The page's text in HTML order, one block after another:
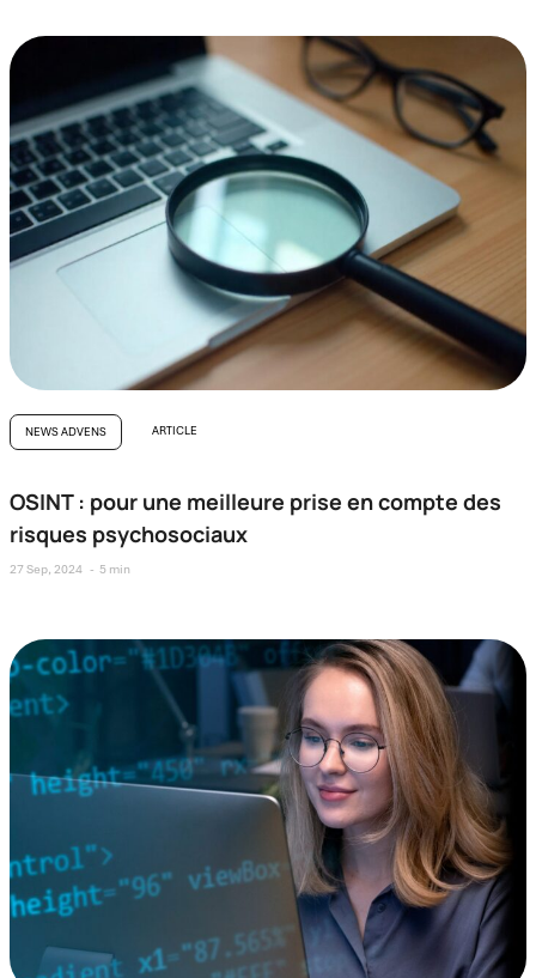
NEWS ADVENS ARTICLE
OSINT : pour une meilleure prise en compte des
risques psychosociaux
27 Sep, 2024 5 min